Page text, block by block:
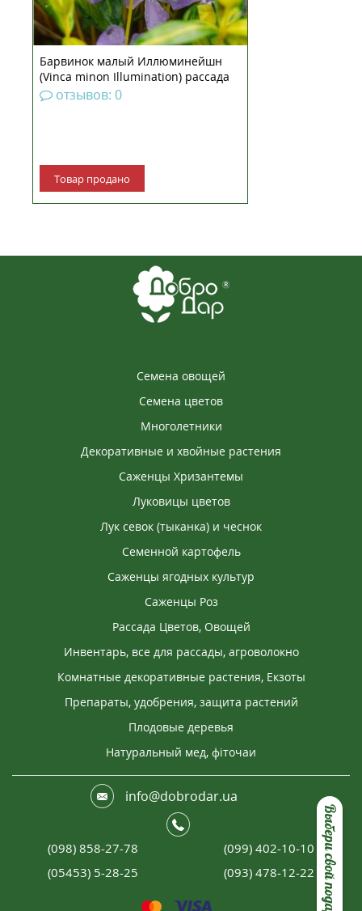
Выбери свой подарок
Барвинок малый Иллюминейшн
(Vinca minon Illumination) рассада
отзывов: 0
Товар продано
Семена овощей
Семена цветов
Многолетники
Декоративные и хвойные растения
Саженцы Хризантемы
Луковицы цветов
Лук севок (тыканка) и чеснок
Семенной картофель
Саженцы ягодных культур
Саженцы Роз
Рассада Цветов, Овощей
Инвентарь, все для рассады, агроволокно
Комнатные декоративные растения, Екзоты
Препараты, удобрения, защита растений
Плодовые деревья
Натуральный мед, фіточаи
info@dobrodar.ua
(098) 858-27-78
(099) 402-10-10
(05453) 5-28-25
(093) 478-12-22